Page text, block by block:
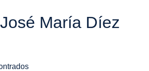
José María Díez